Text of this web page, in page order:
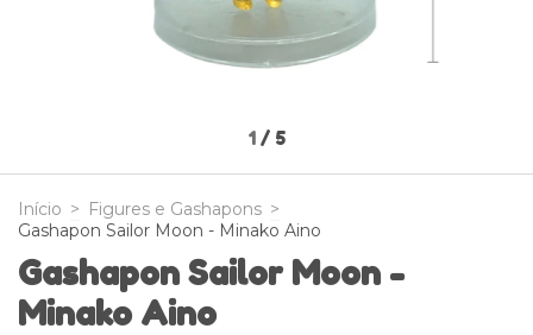
1 / 5
Início > Figures e Gashapons >
Gashapon Sailor Moon - Minako Aino
Gashapon Sailor Moon -
Minako Aino